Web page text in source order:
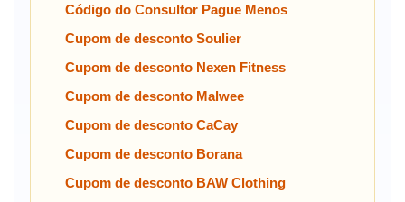
Código do Consultor Pague Menos
Cupom de desconto Soulier
Cupom de desconto Nexen Fitness
Cupom de desconto Malwee
Cupom de desconto CaCay
Cupom de desconto Borana
Cupom de desconto BAW Clothing